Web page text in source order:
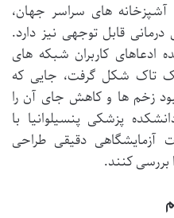
های سراسر جهان،
قابل توجهی نیز دارد.
ادعاهای کاربران شبکه های
تاک شکل گرفت، جایی که
زخم ها و کاهش جای آن را
پزشکی پنسیلوانیا با
آزمایشگاهی دقیقی طراحی
بررسی کنند.